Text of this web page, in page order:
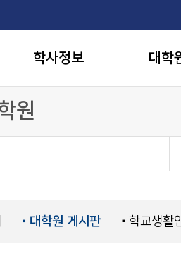
학사정보 대학
원
■ 대학원 게시판 ■ 학교생활